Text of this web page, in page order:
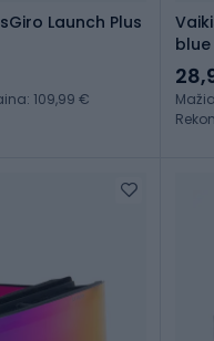
Launch Plus
109,99 €
blue